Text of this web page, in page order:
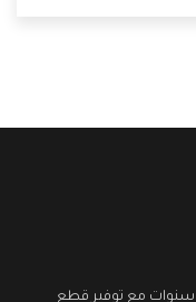
سنوات مع توفير قطع